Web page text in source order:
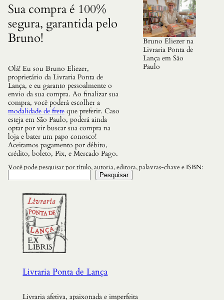
e
d
i
c
a
e
B
o
l
s
o
)
q
u
a
n
t
i
Sua compra é 100%
segura, garantida pelo
Bruno!
Olá! Eu sou Bruno Eliezer,
proprietário da Livraria Ponta de
Lança, e eu garanto pessoalmente o
envio da sua compra. Ao finalizar sua
compra, você poderá escolher a
modalidade de frete que preferir. Caso
esteja em São Paulo, poderá ainda
optar por vir buscar sua compra na
loja e bater um papo conosco!
Aceitamos pagamento por débito,
crédito, boleto, Pix, e Mercado Pago.
Bruno Eliezer na
Livraria Ponta de
Lança em São
Paulo
Você pode pesquisar por título, autoria, editora, palavras-chave e ISBN:
Pesquisar
Livraria Ponta de Lança
Livraria afetiva, apaixonada e imperfeita